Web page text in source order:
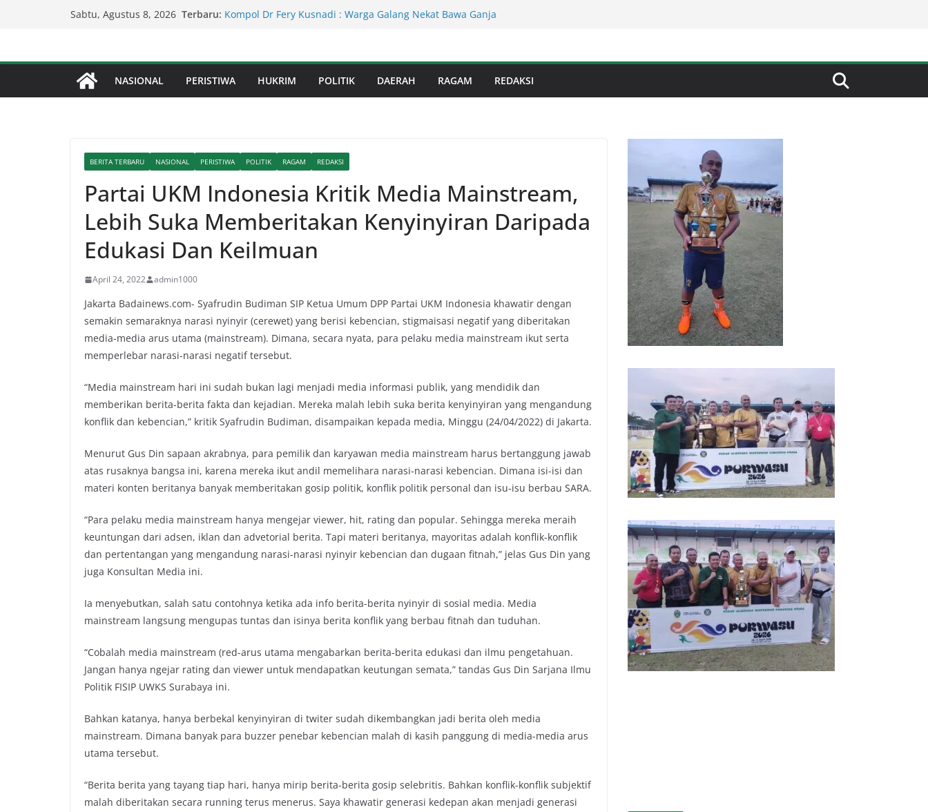
Sabtu, Agustus 8, 2026 Terbaru: Penegakan Hukum Profesional Tanpa Praktik Transaksiona
Percepat Penanganan Infrastruktur Kota Medan, Dinas
SDABMBK Perkuat Sinergi dengan Kecamatan
NASIONAL PERISTIWA HUKRIM POLITIK DAERAH RAGAM REDAKSI
BERITA TERBARU NASIONAL PERISTIWA POLITIK RAGAM REDAKSI
Partai UKM Indonesia Kritik Media Mainstream,
Lebih Suka Memberitakan Kenyinyiran Daripada
Edukasi Dan Keilmuan
April 24, 2022 admin1000
Jakarta Badainews.com- Syafrudin Budiman SIP Ketua Umum DPP Partai UKM Indonesia khawatir dengan
semakin semaraknya narasi nyinyir (cerewet) yang berisi kebencian, stigmaisasi negatif yang diberitakan
media-media arus utama (mainstream). Dimana, secara nyata, para pelaku media mainstream ikut serta
memperlebar narasi-narasi negatif tersebut.
“Media mainstream hari ini sudah bukan lagi menjadi media informasi publik, yang mendidik dan
memberikan berita-berita fakta dan kejadian. Mereka malah lebih suka berita kenyinyiran yang mengandung
konflik dan kebencian,” kritik Syafrudin Budiman, disampaikan kepada media, Minggu (24/04/2022) di Jakarta.
Menurut Gus Din sapaan akrabnya, para pemilik dan karyawan media mainstream harus bertanggung jawab
atas rusaknya bangsa ini, karena mereka ikut andil memelihara narasi-narasi kebencian. Dimana isi-isi dan
materi konten beritanya banyak memberitakan gosip politik, konflik politik personal dan isu-isu berbau SARA.
“Para pelaku media mainstream hanya mengejar viewer, hit, rating dan popular. Sehingga mereka meraih
keuntungan dari adsen, iklan dan advetorial berita. Tapi materi beritanya, mayoritas adalah konflik-konflik
dan pertentangan yang mengandung narasi-narasi nyinyir kebencian dan dugaan fitnah,” jelas Gus Din yang
juga Konsultan Media ini.
Ia menyebutkan, salah satu contohnya ketika ada info berita-berita nyinyir di sosial media. Media
mainstream langsung mengupas tuntas dan isinya berita konflik yang berbau fitnah dan tuduhan.
“Cobalah media mainstream (red-arus utama mengabarkan berita-berita edukasi dan ilmu pengetahuan.
Jangan hanya ngejar rating dan viewer untuk mendapatkan keutungan semata,” tandas Gus Din Sarjana Ilmu
Politik FISIP UWKS Surabaya ini.
Bahkan katanya, hanya berbekal kenyinyiran di twiter sudah dikembangkan jadi berita oleh media
mainstream. Dimana banyak para buzzer penebar kebencian malah di kasih panggung di media-media arus
utama tersebut.
“Berita berita yang tayang tiap hari, hanya mirip berita-berita gosip selebritis. Bahkan konflik-konflik subjektif
malah diberitakan secara running terus menerus. Saya khawatir generasi kedepan akan menjadi generasi